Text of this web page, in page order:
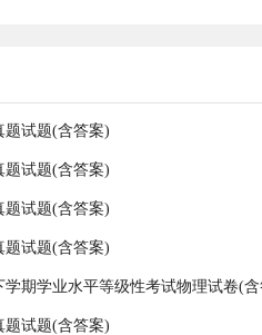
题试题(含答案)
题试题(含答案)
题试题(含答案)
题试题(含答案)
学期学业水平等级性考试物理试卷(
题试题(含答案)